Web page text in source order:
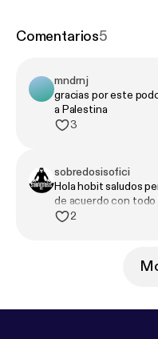
Comentarios5
mndrnj
gracias por este
a Palestina
3
sobredosisofici
Hola hobit saludos
de acuerdo con todo
mucho por que había
Cruzando la
2